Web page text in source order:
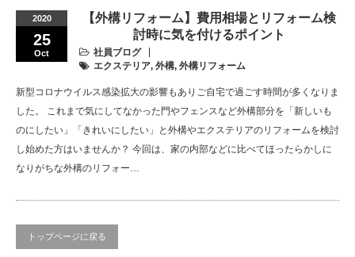
2020
25
Oct
【外構リフォーム】費用相場とリフォーム検
討時に気を付けるポイント
社員ブログ
エクステリア, 外構, 外構リフォーム
新型コロナウイルス感染拡大の影響もありご自宅で過ごす時間が多くなりま
した。 これまで気にしてなかった門やフェンスなど外構部分を「新しいも
のにしたい」「きれいにしたい」と外構やエクステリアのリフォームを検討
し始めた方はいませんか？ 今回は、家の内部などに比べてほったらかしに
なりがちな外構のリフォー…
トップページに戻る